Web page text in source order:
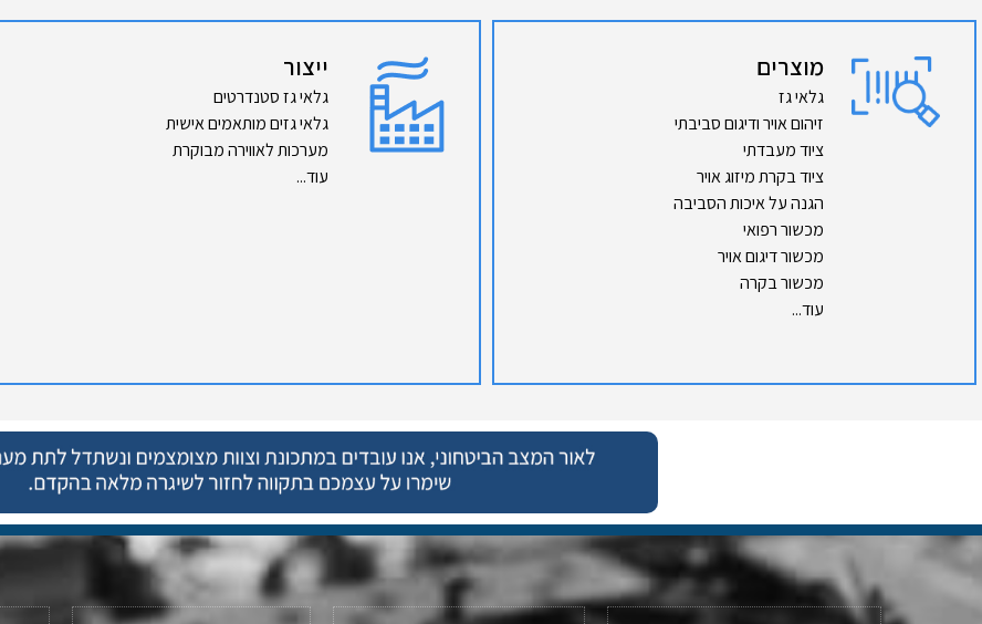
מוצרים
גלאי גז
זיהום אויר ודיגום סביבתי
ציוד מעבדתי
ציוד בקרת מיזוג אויר
הגנה על איכות הסביבה
מכשור רפואי
מכשור דיגום אויר
מכשור בקרה
עוד...
ייצור
גלאי גז סטנדרטים
גלאי גזים מותאמים אישית
מערכות לאווירה מבוקרת
עוד...